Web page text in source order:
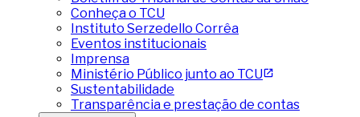
Conheça o TCU
Instituto Serzedello Corrêa
Eventos institucionais
Imprensa
Ministério Público junto ao TCU
Sustentabilidade
Transparência e prestação de contas